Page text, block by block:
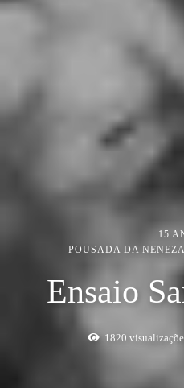
15
POUSADA DA NENEZA
Ensaio
1820